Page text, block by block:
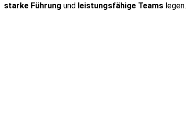
starke Führung und leistungsfähige Teams legen.